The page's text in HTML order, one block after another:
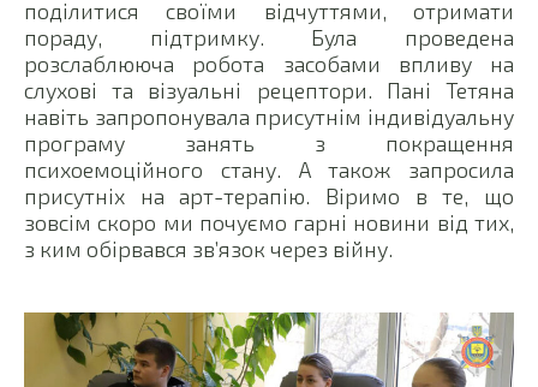
поділитися своїми відчуттями, отримати
пораду, підтримку. Була проведена
розслаблююча робота засобами впливу на
слухові та візуальні рецептори. Пані Тетяна
навіть запропонувала присутнім індивідуальну
програму занять з покращення
психоемоційного стану. А також запросила
присутніх на арт-терапію. Віримо в те, що
зовсім скоро ми почуємо гарні новини від тих,
з ким обірвався зв’язок через війну.